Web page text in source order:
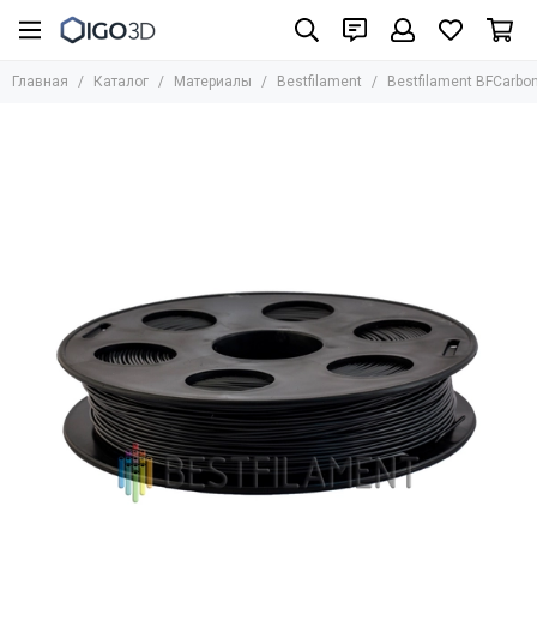
Материалы
Стандартные фотополимеры
Биосовместимые фотополимеры
Инженерные материалы для SLA/LCD/DLP
Фотополимеры для юверирного дела
Медицинские материалы
Главная Каталог Материалы Bestfilament Bestfilament